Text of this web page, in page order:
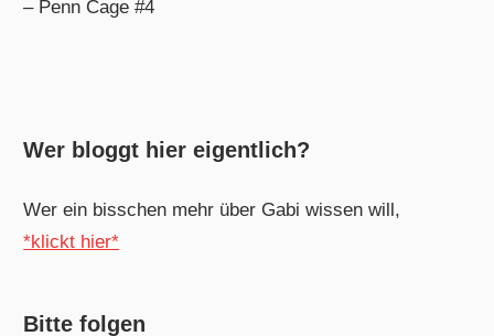
– Penn Cage #4
Wer bloggt hier eigentlich?
Wer ein bisschen mehr über Gabi wissen will,
*klickt hier*
Bitte folgen